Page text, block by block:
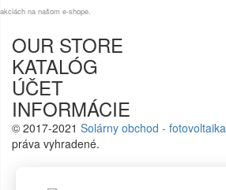
akciách na našom e-shope.
OUR STORE
KATALÓG
ÚČET
INFORMÁCIE
© 2017-2021 Solárny obchod - fotovoltaika
práva vyhradené.